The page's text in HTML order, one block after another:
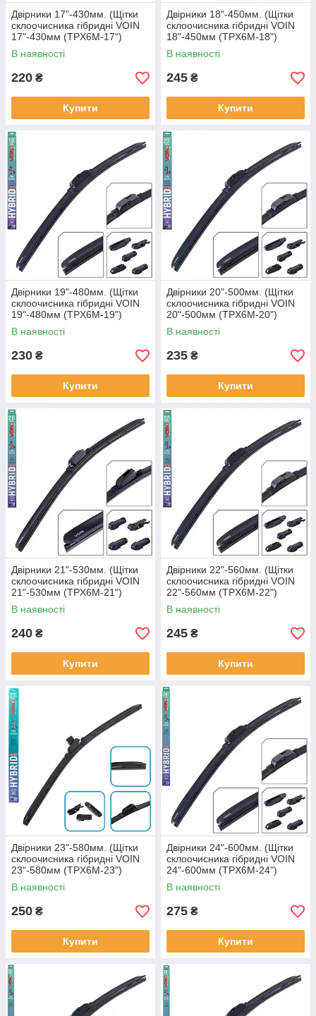
Двірники 17"-430мм. (Щітки
склоочисника гібридні VOIN
17"-430мм (TPX6M-17")
HYBRID Ultra (5 адаптерів)
В наявності
220 ₴
Купити
Двірники 18"-450мм. (Щітки
склоочисника гібридні VOIN
18"-450мм (TPX6M-18")
HYBRID Ultra (6 адаптерів)
В наявності
245 ₴
Купити
Двірники 19"-480мм. (Щітки
склоочисника гібридні VOIN
19"-480мм (TPX6M-19")
HYBRID Ultra (6 адаптерів)
В наявності
230 ₴
Купити
Двірники 20"-500мм. (Щітки
склоочисника гібридні VOIN
20"-500мм (TPX6M-20")
HYBRID Ultra (6 адаптерів)
В наявності
235 ₴
Купити
Двірники 21"-530мм. (Щітки
склоочисника гібридні VOIN
21"-530мм (TPX6M-21")
HYBRID Ultra (5 адаптерів)
В наявності
240 ₴
Купити
Двірники 22"-560мм. (Щітки
склоочисника гібридні VOIN
22"-560мм (TPX6M-22")
HYBRID Ultra (6 адаптерів)
В наявності
245 ₴
Купити
Двірники 23"-580мм. (Щітки
склоочисника гібридні VOIN
23"-580мм (TPX6M-23")
HYBRID Ultra (4 адаптера)
В наявності
250 ₴
Купити
Двірники 24"-600мм. (Щітки
склоочисника гібридні VOIN
24"-600мм (TPX6M-24")
HYBRID Ultra (6 адаптерів)
В наявності
275 ₴
Купити